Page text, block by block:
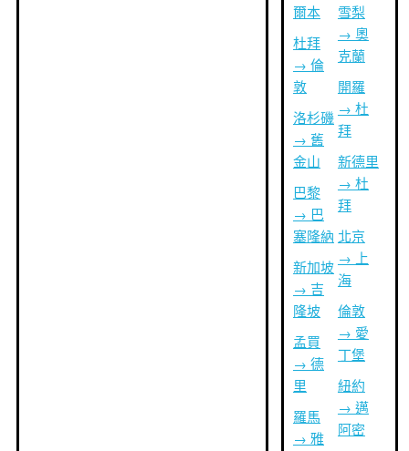
爾本
杜拜
→ 倫
敦
洛杉磯
→ 舊
金山
巴黎
→ 巴
塞隆納
新加坡
→ 吉
隆坡
孟買
→ 德
里
羅馬
→ 雅
雪梨
→ 奧
克蘭
開羅
→ 杜
拜
新德里
→ 杜
拜
北京
→ 上
海
倫敦
→ 愛
丁堡
紐約
→ 邁
阿密